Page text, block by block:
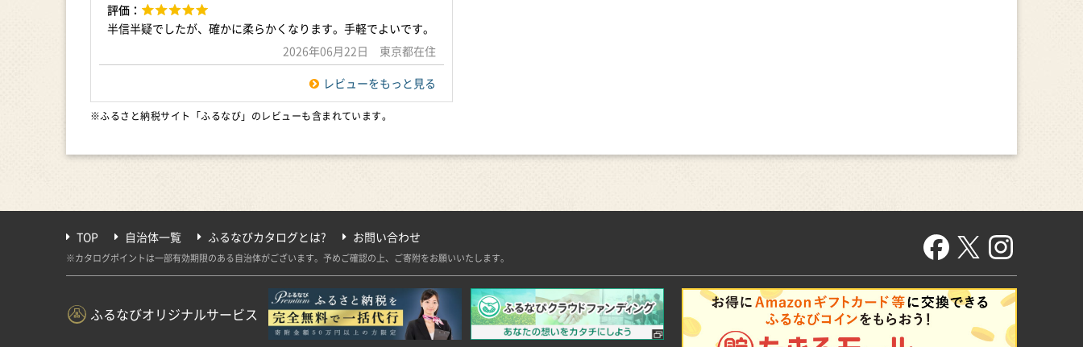
評価：
半信半疑でしたが、確かに柔らかくなります。手軽でよいです。
2026年06月22日 東京都在住
レビューをもっと見る
※ふるさと納税サイト「ふるなび」のレビューも含まれています。
TOP 自治体一覧 ふるなびカタログとは? お問い合わせ
※カタログポイントは一部有効期限のある自治体がございます。予めご確認の上、ご寄附をお願いいたします。
ふるなびオリジナルサービス